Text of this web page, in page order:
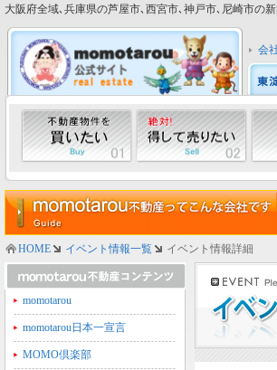
大阪府全域､兵庫県の芦屋市､西宮市､神戸市､尼崎市の
会
HOME イベント情報一覧 イベント情報詳細
momotarou
momotarou日本一宣言
MOMO倶楽部